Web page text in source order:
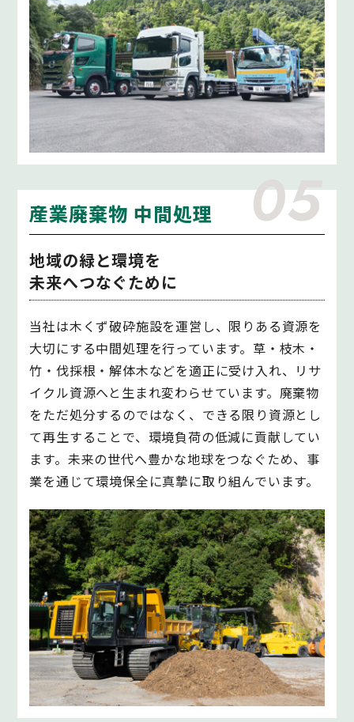
産業廃棄物 中間処理 05
地域の緑と環境を
未来へつなぐために
当社は木くず破砕施設を運営し、限りある資源を
大切にする中間処理を行っています。草・枝木・
竹・伐採根・解体木などを適正に受け入れ、リサ
イクル資源へと生まれ変わらせています。廃棄物
をただ処分するのではなく、できる限り資源とし
て再生することで、環境負荷の低減に貢献してい
ます。未来の世代へ豊かな地球をつなぐため、事
業を通じて環境保全に真摯に取り組んでいます。